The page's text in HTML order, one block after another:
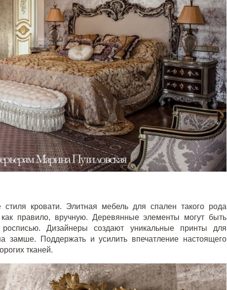
кровати. Элитная мебель для спален такого рода
правило, вручную. Деревянные элементы могут быть
Дизайнеры создают уникальные принты для
замше. Поддержать и усилить впечатление настоящего
тканей.